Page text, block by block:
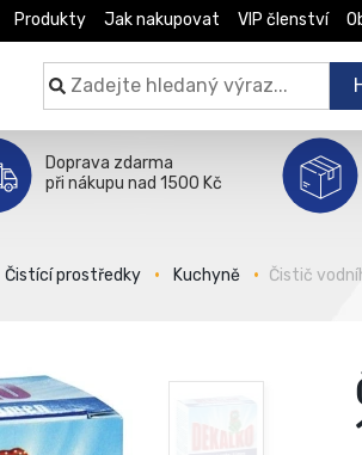
Produkty Jak nakupovat VIP členství
Doprava zdarma
při nákupu nad 1500 Kč
Čistící prostředky Kuchyně Čistič